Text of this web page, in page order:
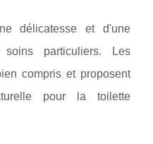
délicatesse et d'une
particuliers. Les
compris et proposent
pour la toilette